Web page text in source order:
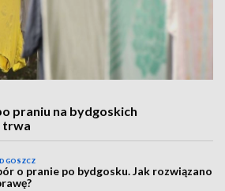
praniu na bydgoskich
trwa
o pranie po bydgosku. Jak rozwiązano